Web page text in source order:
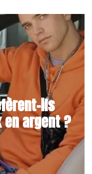
ils
argent ?